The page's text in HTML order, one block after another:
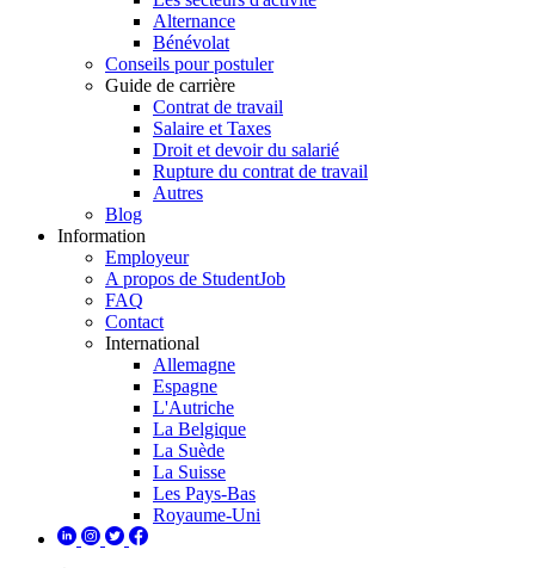
Alternance
Bénévolat
Conseils pour postuler
Guide de carrière
Contrat de travail
Salaire et Taxes
Droit et devoir du salarié
Rupture du contrat de travail
Autres
Blog
Information
Employeur
A propos de StudentJob
FAQ
Contact
International
Allemagne
Espagne
L'Autriche
La Belgique
La Suède
La Suisse
Les Pays-Bas
Royaume-Uni